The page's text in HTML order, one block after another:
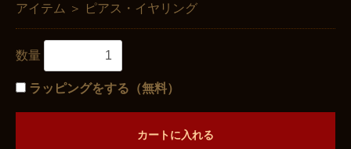
アイテム ＞ ピアス・イヤリング
数量
ラッピングをする（無料）
カートに入れる